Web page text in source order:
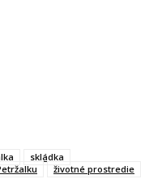
skládka
životné prostredie